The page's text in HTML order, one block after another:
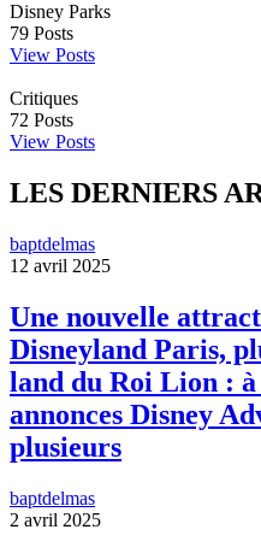
Disney Parks
79 Posts
View Posts
Critiques
72 Posts
View Posts
LES DERNIERS
baptdelmas
12 avril 2025
Une nouvelle
Disneyland Paris,
land du Roi Lion :
annonces Disney
plusieurs
baptdelmas
2 avril 2025